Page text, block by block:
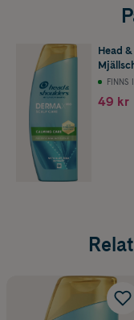
Head
FINNS
49 kr